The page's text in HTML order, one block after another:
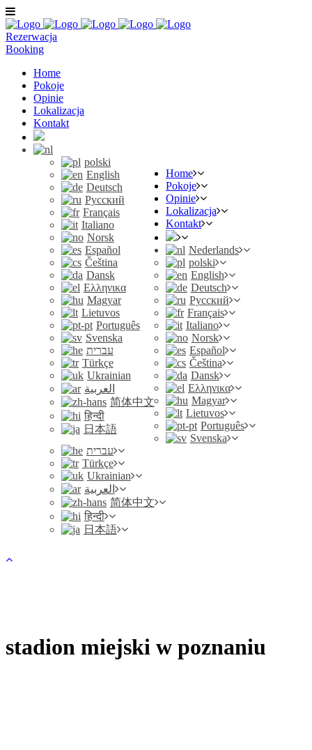
Rezerwacja
Booking
Home
Pokoje
Opinie
Lokalizacja
Kontakt
polski
English
Deutsch
Русский
Français
Italiano
Norsk
Español
Čeština
Dansk
Ελληνικα
Magyar
Lietuvos
Português
Svenska
עברית
Türkçe
Ukrainian
العربية
简体中文
हिन्दी
日本語
Home
Pokoje
Opinie
Lokalizacja
Kontakt
Nederlands
polski
English
Deutsch
Русский
Français
Italiano
Norsk
Español
Čeština
Dansk
Ελληνικα
Magyar
Lietuvos
Português
Svenska
עברית
Türkçe
Ukrainian
العربية
简体中文
हिन्दी
日本語
stadion miejski w poznaniu